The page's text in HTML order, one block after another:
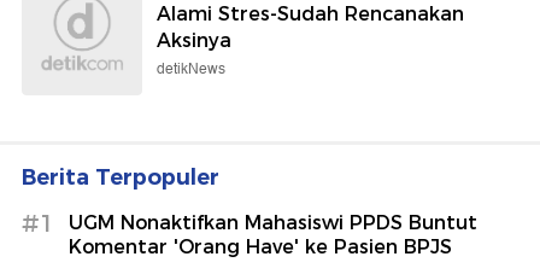
Alami Stres-Sudah Rencanakan
Aksinya
detikNews
Berita Terpopuler
#1
UGM Nonaktifkan Mahasiswi PPDS Buntut
Komentar 'Orang Have' ke Pasien BPJS